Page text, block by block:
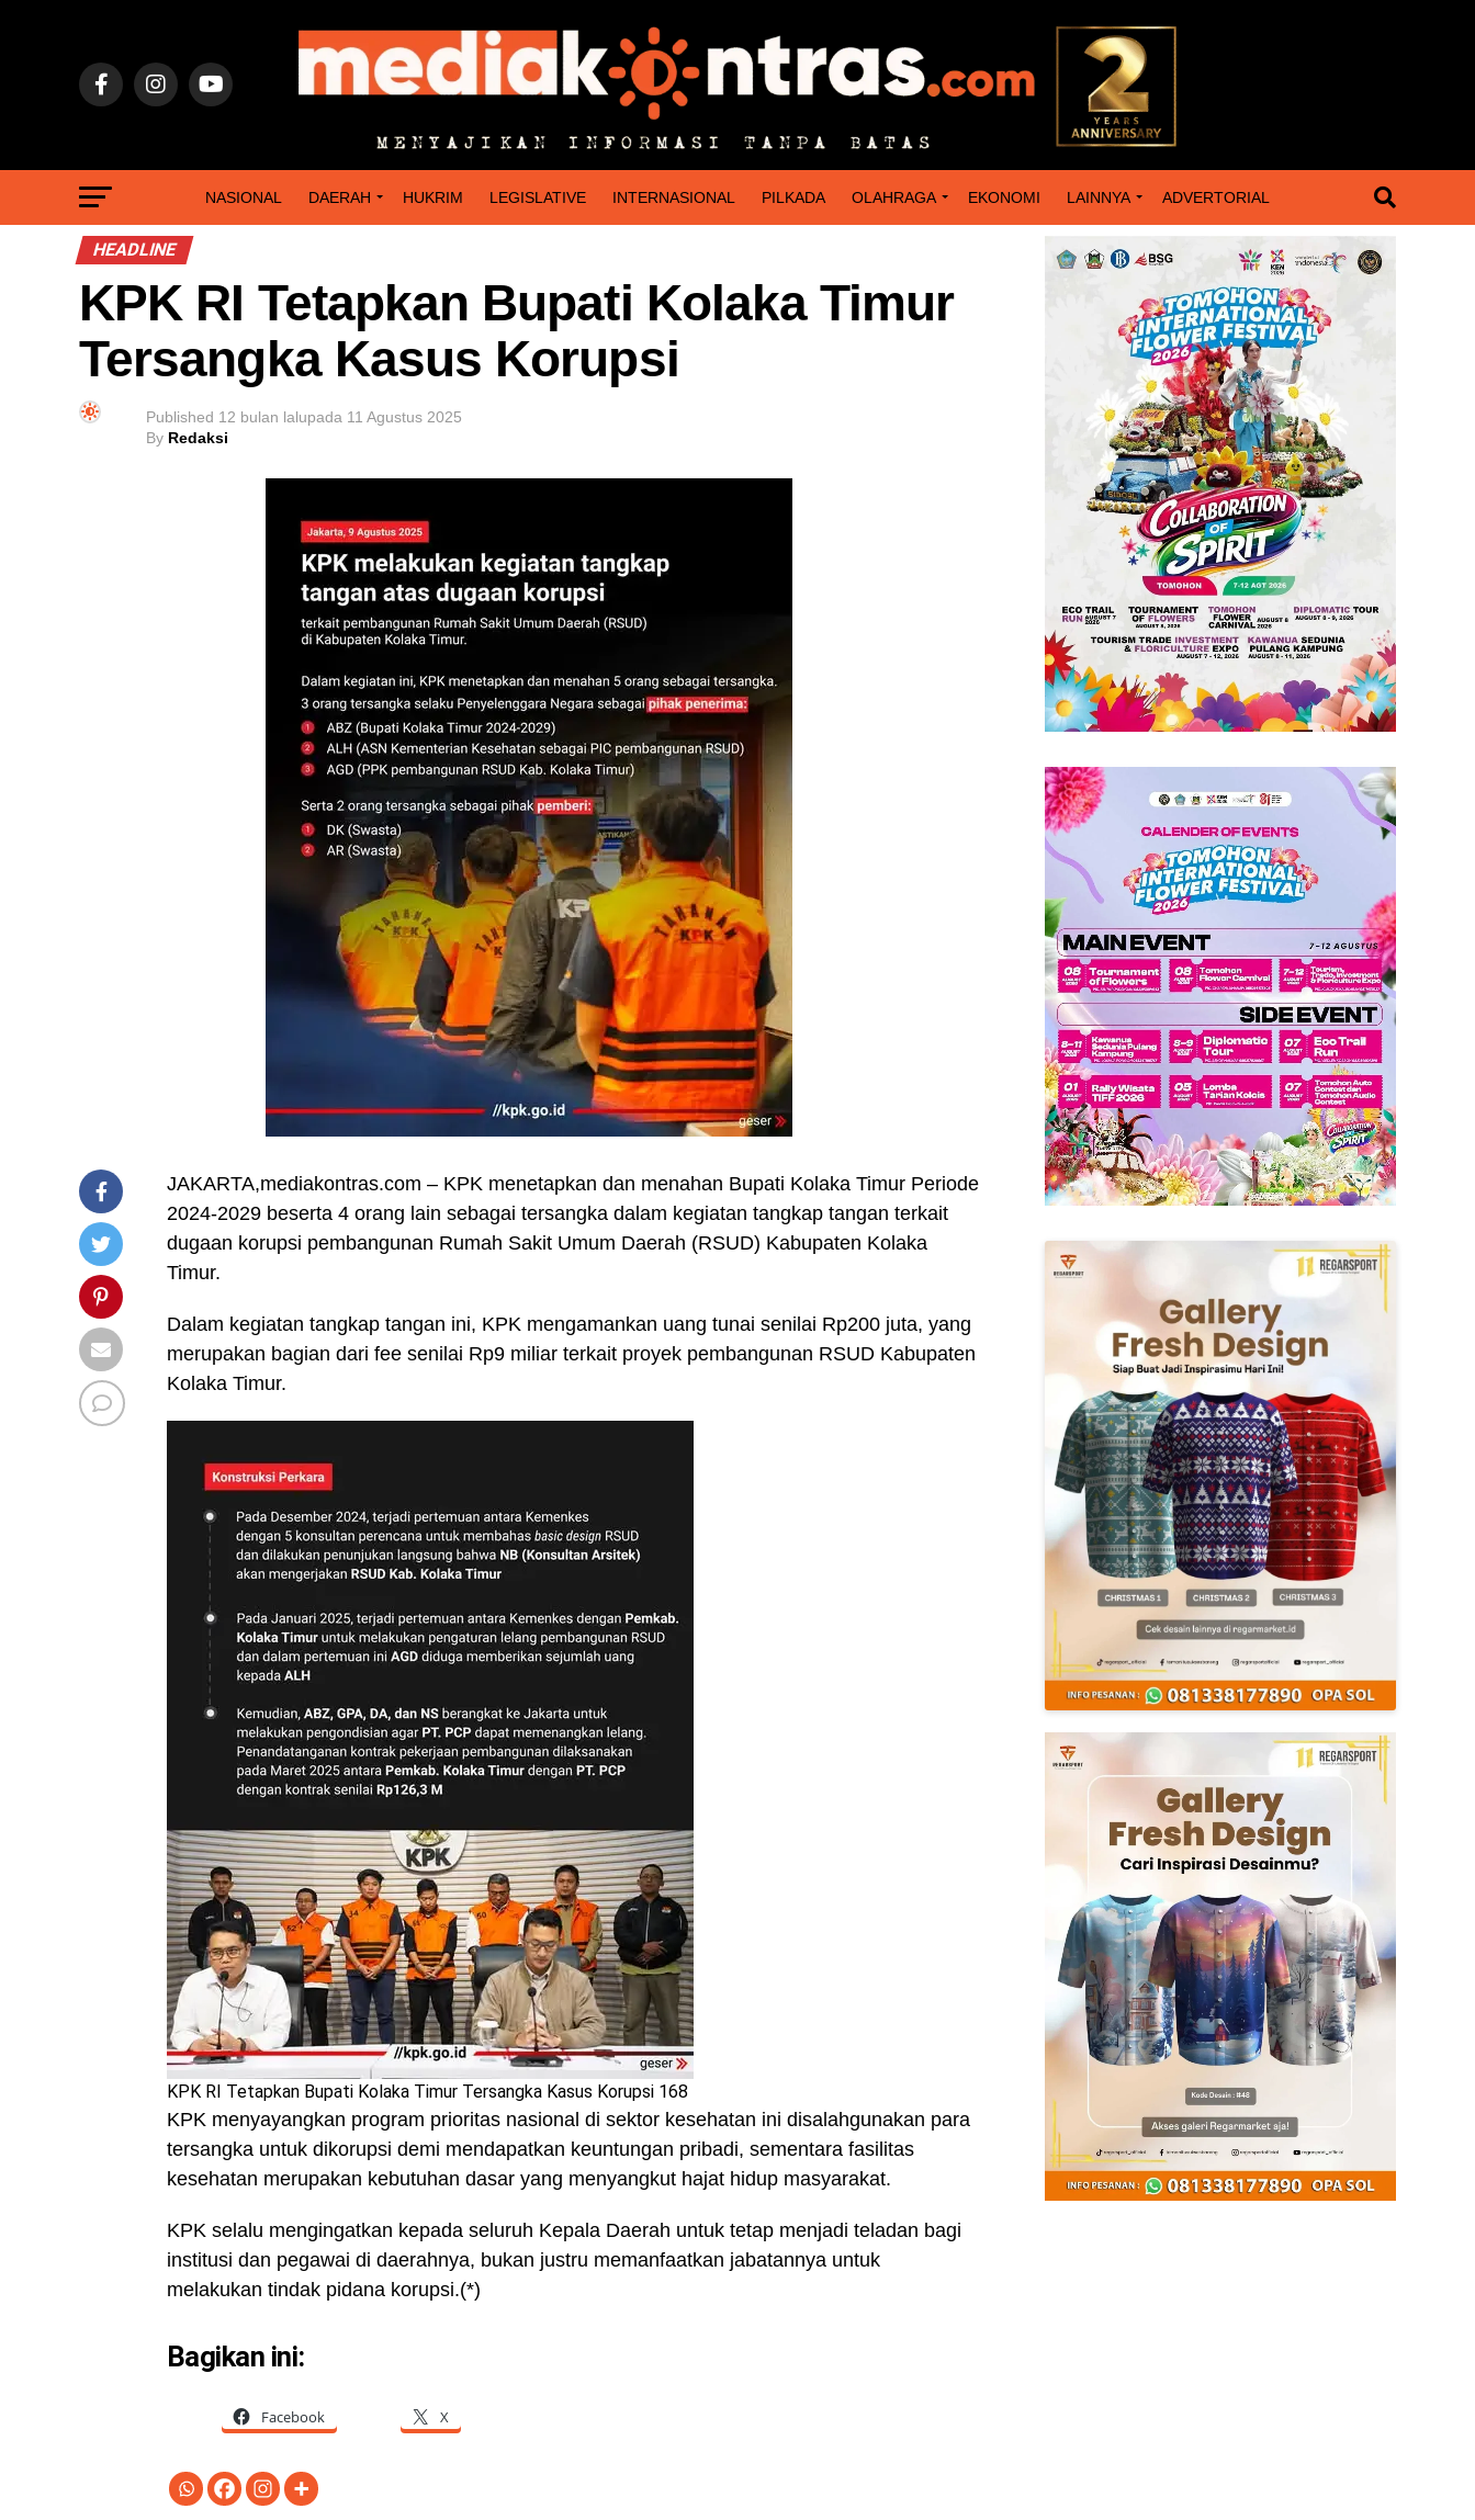
NASIONAL DAERAH HUKRIM LEGISLATIVE INTERNASIONAL PILKADA OLAHRAGA EKONOMI LAINNYA ADVERTORIAL
HEADLINE
KPK RI Tetapkan Bupati Kolaka Timur
Tersangka Kasus Korupsi
Published 12 bulan lalupada 11 Agustus 2025
By Redaksi
JAKARTA,mediakontras.com – KPK menetapkan dan menahan Bupati Kolaka Timur Periode
2024-2029 beserta 4 orang lain sebagai tersangka dalam kegiatan tangkap tangan terkait
dugaan korupsi pembangunan Rumah Sakit Umum Daerah (RSUD) Kabupaten Kolaka
Timur.
Dalam kegiatan tangkap tangan ini, KPK mengamankan uang tunai senilai Rp200 juta, yang
merupakan bagian dari fee senilai Rp9 miliar terkait proyek pembangunan RSUD Kabupaten
Kolaka Timur.
KPK RI Tetapkan Bupati Kolaka Timur Tersangka Kasus Korupsi 168
KPK menyayangkan program prioritas nasional di sektor kesehatan ini disalahgunakan para
tersangka untuk dikorupsi demi mendapatkan keuntungan pribadi, sementara fasilitas
kesehatan merupakan kebutuhan dasar yang menyangkut hajat hidup masyarakat.
KPK selalu mengingatkan kepada seluruh Kepala Daerah untuk tetap menjadi teladan bagi
institusi dan pegawai di daerahnya, bukan justru memanfaatkan jabatannya untuk
melakukan tindak pidana korupsi.(*)
Bagikan ini:
Facebook X